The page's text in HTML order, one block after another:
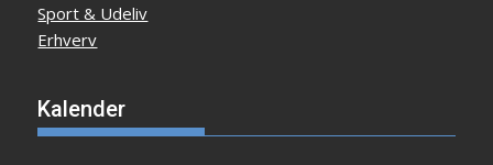
Sport & Udeliv
Erhverv
Kalender